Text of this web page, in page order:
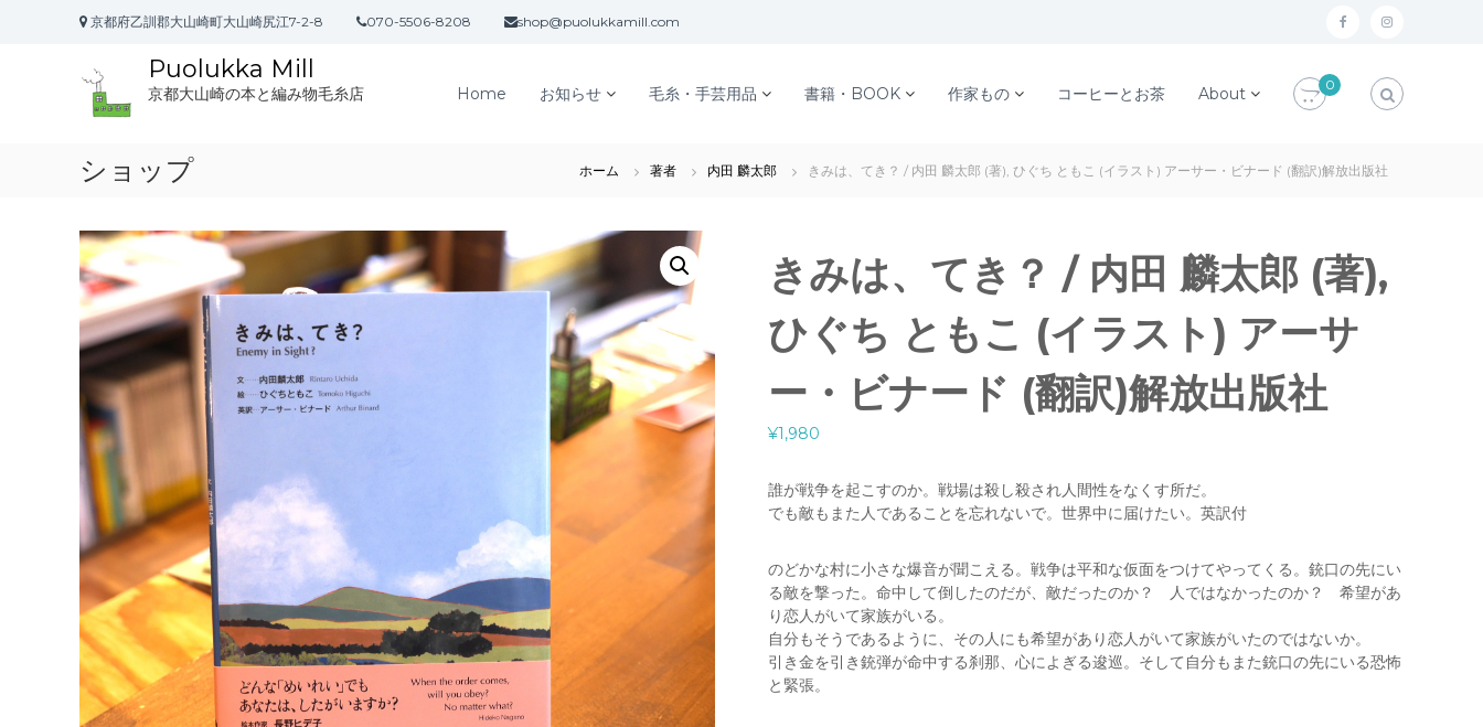
京都府乙訓郡大山崎町大山崎尻江7-2-8 070-5506-8208 shop@puolukkamill.com f
k
i
Puolukka Mill
京都大山崎の本と編み物毛糸店 Home お知らせ 毛糸・手芸用品 書籍・BOOK 作家もの コーヒーとお茶 About 0
ショップ ホーム 著者 内田 麟太郎 きみは、てき？ / 内田 麟太郎 (著), ひぐち ともこ (イラスト) アーサー・ビナード (翻訳)解放出版社
きみは、てき？ / 内田 麟太郎 (著),
ひぐち ともこ (イラスト) アーサ
ー・ビナード (翻訳)解放出版社
¥1,980
誰が戦争を起こすのか。戦場は殺し殺され人間性をなくす所だ。
でも敵もまた人であることを忘れないで。世界中に届けたい。英訳付
のどかな村に小さな爆音が聞こえる。戦争は平和な仮面をつけてやってくる。銃口の先にい
る敵を撃った。命中して倒したのだが、敵だったのか？ 人ではなかったのか？ 希望があ
り恋人がいて家族がいる。
自分もそうであるように、その人にも希望があり恋人がいて家族がいたのではないか。
引き金を引き銃弾が命中する刹那、心によぎる逡巡。そして自分もまた銃口の先にいる恐怖
と緊張。